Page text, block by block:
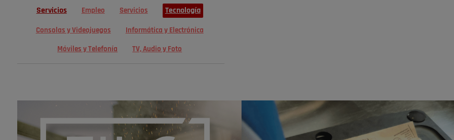
Servicios Empleo Servicios Tecnología
Consolas y Videojuegos Informática y Electrónica
Móviles y Telefonía TV, Audio y Foto